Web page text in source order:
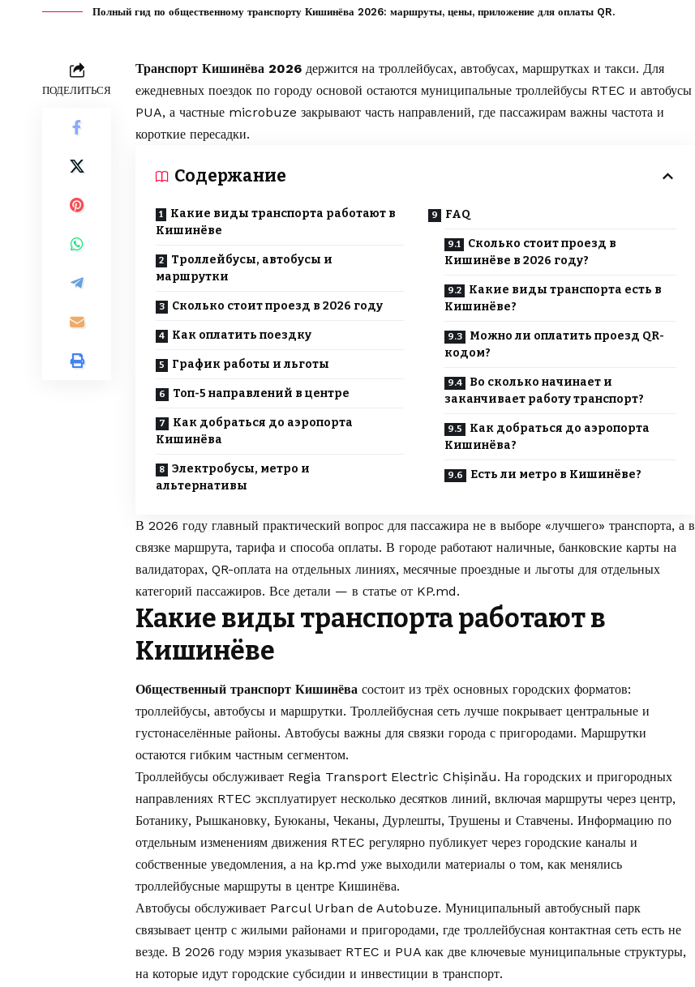
Полный гид по общественному транспорту Кишинёва 2026: маршруты, цены, приложение для оплаты QR.
ПОДЕЛИТЬСЯ
Транспорт Кишинёва 2026 держится на троллейбусах, автобусах, маршрутках и такси. Для
ежедневных поездок по городу основой остаются муниципальные троллейбусы RTEC и автобусы
PUA, а частные microbuze закрывают часть направлений, где пассажирам важны частота и
короткие пересадки.
Содержание
Какие виды транспорта работают в
Кишинёве
Троллейбусы, автобусы и
маршрутки
Сколько стоит проезд в 2026 году
Как оплатить поездку
График работы и льготы
Топ-5 направлений в центре
Как добраться до аэропорта
Кишинёва
Электробусы, метро и
альтернативы
FAQ
Сколько стоит проезд в
Кишинёве в 2026 году?
Какие виды транспорта есть в
Кишинёве?
Можно ли оплатить проезд QR-
кодом?
Во сколько начинает и
заканчивает работу транспорт?
Как добраться до аэропорта
Кишинёва?
Есть ли метро в Кишинёве?
В 2026 году главный практический вопрос для пассажира не в выборе «лучшего» транспорта, а в
связке маршрута, тарифа и способа оплаты. В городе работают наличные, банковские карты на
валидаторах, QR-оплата на отдельных линиях, месячные проездные и льготы для отдельных
категорий пассажиров. Все детали — в статье от KP.md.
Какие виды транспорта работают в
Кишинёве
Общественный транспорт Кишинёва состоит из трёх основных городских форматов:
троллейбусы, автобусы и маршрутки. Троллейбусная сеть лучше покрывает центральные и
густонаселённые районы. Автобусы важны для связки города с пригородами. Маршрутки
остаются гибким частным сегментом.
Троллейбусы обслуживает Regia Transport Electric Chișinău. На городских и пригородных
направлениях RTEC эксплуатирует несколько десятков линий, включая маршруты через центр,
Ботанику, Рышкановку, Буюканы, Чеканы, Дурлешты, Трушены и Ставчены. Информацию по
отдельным изменениям движения RTEC регулярно публикует через городские каналы и
собственные уведомления, а на kp.md уже выходили материалы о том, как менялись
троллейбусные маршруты в центре Кишинёва.
Автобусы обслуживает Parcul Urban de Autobuze. Муниципальный автобусный парк
связывает центр с жилыми районами и пригородами, где троллейбусная контактная сеть есть не
везде. В 2026 году мэрия указывает RTEC и PUA как две ключевые муниципальные структуры,
на которые идут городские субсидии и инвестиции в транспорт.